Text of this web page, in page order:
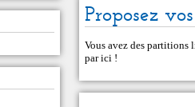
Proposez
Vous avez des partitions
par ici !